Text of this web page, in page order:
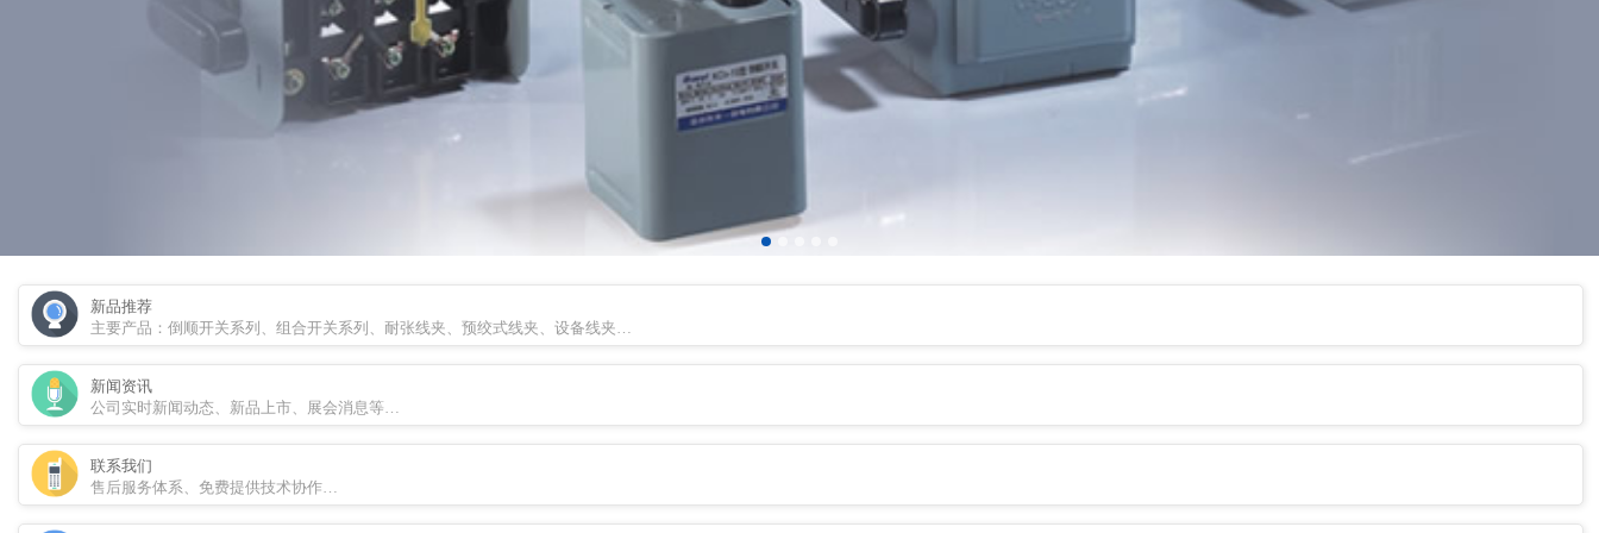
新品推荐
主要产品：倒顺开关系列、组合开关系列、耐张线夹、预绞式线夹、设备线夹…
新闻资讯
公司实时新闻动态、新品上市、展会消息等…
联系我们
售后服务体系、免费提供技术协作…